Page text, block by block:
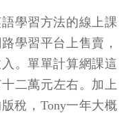
學習方法的線上課
學習平台上售賣，
。單單計算網課這
二萬元左右。加上
稅，Tony一年大概